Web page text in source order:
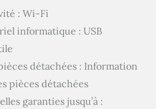
: Wi-Fi
informatique : USB
détachées : Information
pièces détachées
garanties jusqu’à :